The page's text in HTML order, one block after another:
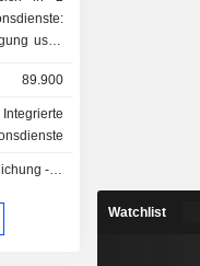
usw.,
für
Der
89.900
Integrierte
- Q3 2026
Watchlist